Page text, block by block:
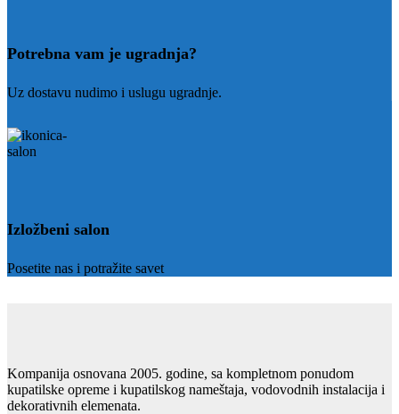
Potrebna vam je ugradnja?
Uz dostavu nudimo i uslugu ugradnje.
Izložbeni salon
Posetite nas i potražite savet
Kompanija osnovana 2005. godine, sa kompletnom ponudom
kupatilske opreme i kupatilskog nameštaja, vodovodnih instalacija i
dekorativnih elemenata.